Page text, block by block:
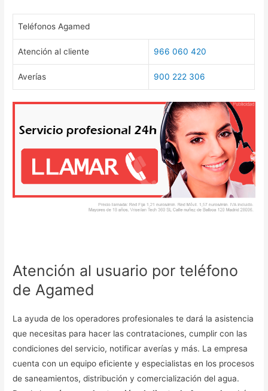
Teléfonos Agamed
Atención al cliente 966 060 420
Averías 900 222 306
Atención al usuario por teléfono
de Agamed
La ayuda de los operadores profesionales te dará la asistencia
que necesitas para hacer las contrataciones, cumplir con las
condiciones del servicio, notificar averías y más. La empresa
cuenta con un equipo eficiente y especialistas en los procesos
de saneamientos, distribución y comercialización del agua.